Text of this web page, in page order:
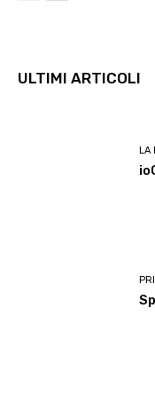
ULTIMI ARTICOLI
LA